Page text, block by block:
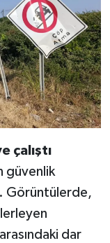
çalıştı
güvenlik
Görüntülerde,
dar